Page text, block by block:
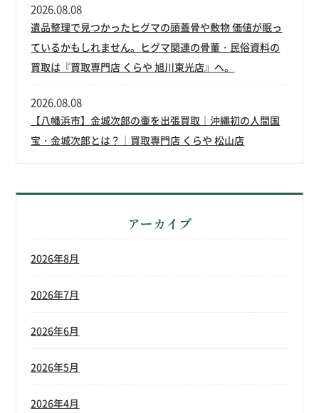
遺品整理で見つかったヒグマの頭蓋骨や敷物 価値が眠っ
ているかもしれません。ヒグマ関連の骨董・民俗資料の
買取は『買取専門店 くらや 旭川東光店』へ。
2026.08.08
【八幡浜市】金城次郎の壷を出張買取｜沖縄初の人間国
宝・金城次郎とは？｜買取専門店 くらや 松山店
2026.08.08
アーカイブ
2026年8月
2026年7月
2026年6月
2026年5月
2026年4月